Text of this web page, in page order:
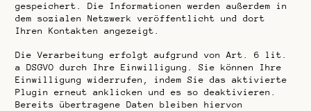
gespeichert. Die Informationen werden außerdem in
dem sozialen Netzwerk veröffentlicht und dort
Ihren Kontakten angezeigt.
Die Verarbeitung erfolgt aufgrund von Art. 6 lit.
a DSGVO durch Ihre Einwilligung. Sie können Ihre
Einwilligung widerrufen, indem Sie das aktivierte
Plugin erneut anklicken und es so deaktivieren.
Bereits übertragene Daten bleiben hiervon